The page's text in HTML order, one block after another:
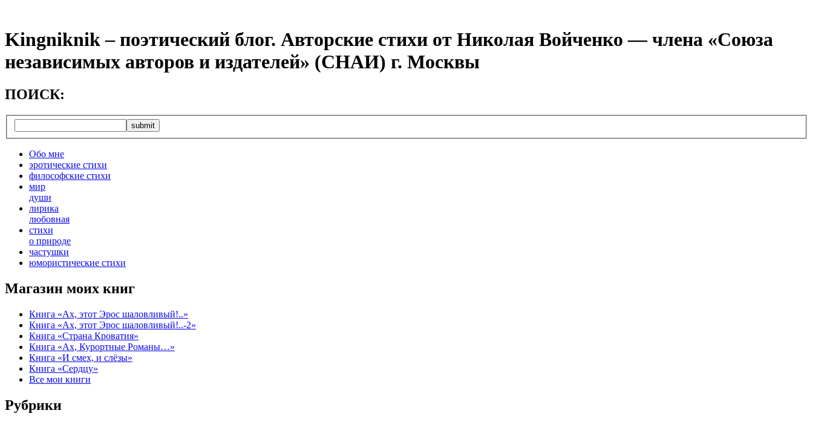
Kingniknik – поэтический блог. Авторские стихи от Николая Войченко — члена «Союза
независимых авторов и издателей» (СНАИ) г. Москвы
ПОИСК:
Обо мне
эротические стихи
философские стихи
мир
души
лирика
любовная
cтихи
о природе
частушки
юмористические стихи
Магазин моих книг
Книга «Ах, этот Эрос шаловливый!..»
Книга «Ах, этот Эрос шаловливый!..-2»
Книга «Страна Кроватия»
Книга «Ах, Курортные Романы…»
Книга «И смех, и слёзы»
Книга «Сердцу»
Все мои книги
Рубрики